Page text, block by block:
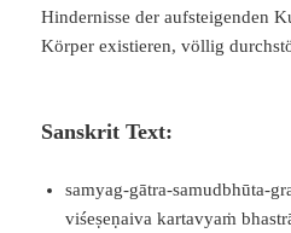
Hindernisse der aufsteigenden
Körper existieren, völlig
Sanskrit Text:
samyag-gātra-samudbhūta-
viśeṣeṇaiva kartavyaṁ